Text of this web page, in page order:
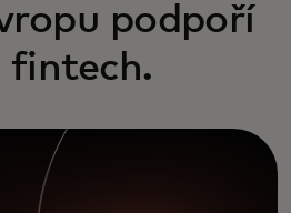
podpoří
fintech.